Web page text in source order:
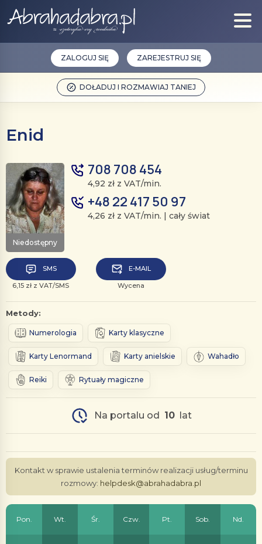
DOŁADUJ I ROZMAWIAJ TANIEJ
ZALOGUJ SIĘ ZAREJESTRUJ SIĘ
Enid
Niedostępny
708 708 454
4,92 zł z VAT/min.
+48 22 417 50 97
4,26 zł z VAT/min. | cały świat
SMS
6,15 zł z VAT/SMS
E-MAIL
Wycena
Metody:
Numerologia Karty klasyczne
Karty Lenormand Karty anielskie Wahadło
Reiki Rytuały magiczne
Na portalu od 10 lat
Kontakt w sprawie ustalenia terminów realizacji usług/terminu
rozmowy: helpdesk@abrahadabra.pl
Pon. Wt. Śr. Czw. Pt. Sob. Nd.